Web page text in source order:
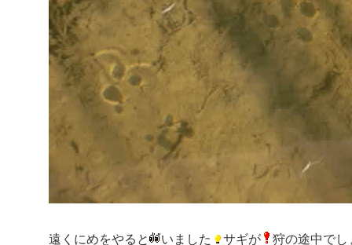
遠くにめをやると いました サギが 狩の途中でし